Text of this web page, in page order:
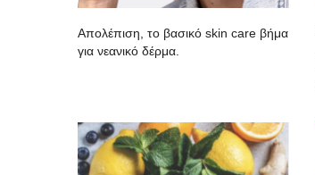
Απολέπιση, το βασικό skin care βήμα
για νεανικό δέρμα.